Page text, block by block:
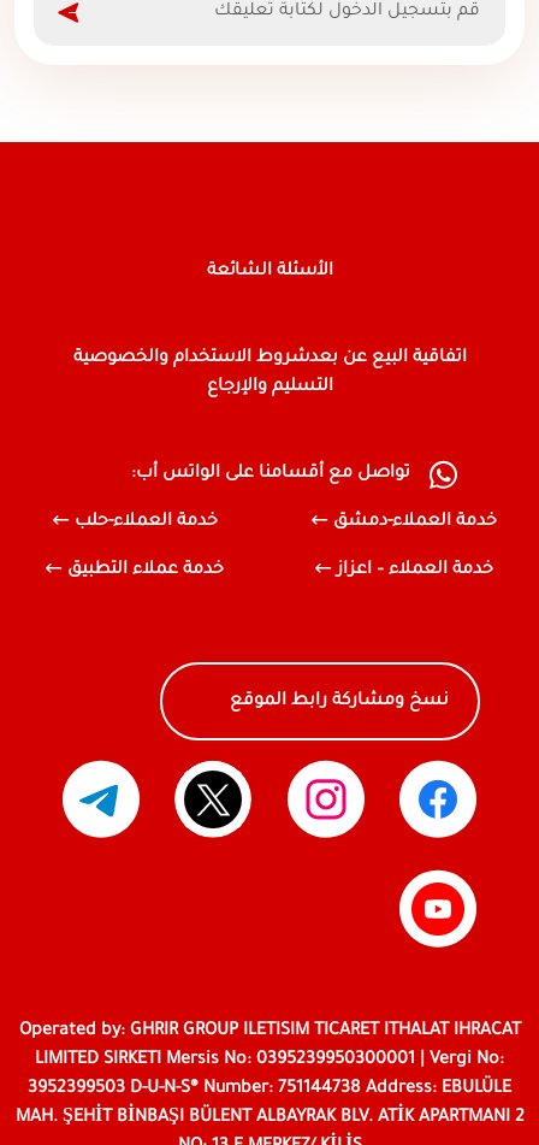
الأسئلة الشائعة
اتفاقية البيع عن بعدشروط الاستخدام والخصوصية
التسليم والإرجاع
تواصل مع أقسامنا على الواتس أب:
خدمة العملاء-دمشق خدمة العملاء-حلب
خدمة العملاء – اعزاز خدمة عملاء التطبيق
نسخ ومشاركة رابط الموقع
Operated by: GHRIR GROUP ILETISIM TICARET ITHALAT IHRACAT
LIMITED SIRKETI Mersis No: 0395239950300001 | Vergi No:
3952399503 D-U-N-S® Number: 751144738 Address: EBULÜLE
MAH. ŞEHİT BİNBAŞI BÜLENT ALBAYRAK BLV. ATİK APARTMANI 2